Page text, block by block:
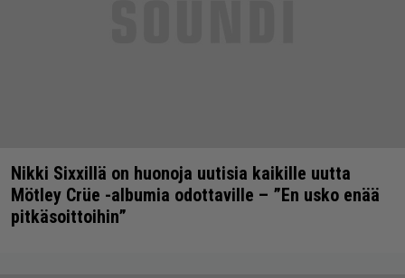
Nikki Sixxillä on huonoja uutisia kaikille uutta
Mötley Crüe -albumia odottaville – ”En usko enää
pitkäsoittoihin”